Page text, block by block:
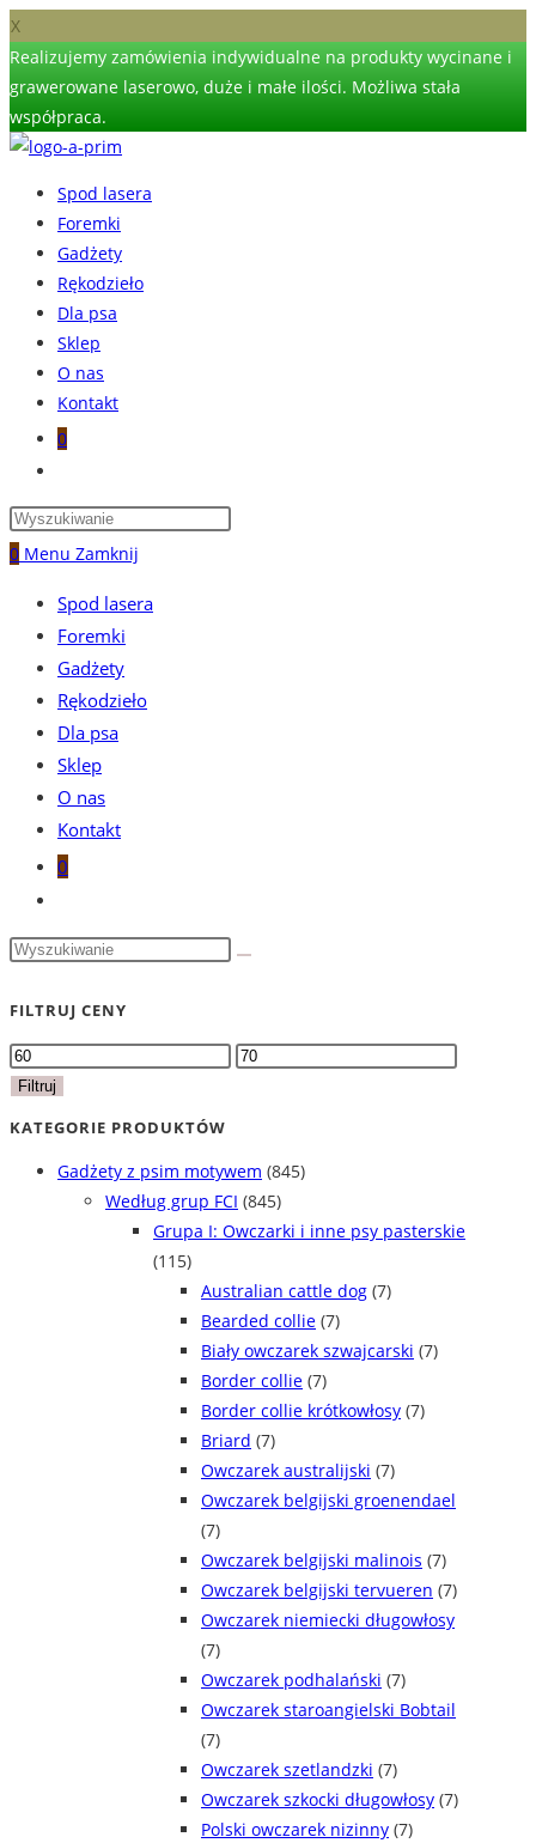
X
Realizujemy zamówienia indywidualne na produkty wycinane i
grawerowane laserowo, duże i małe ilości. Możliwa stała
współpraca.
Skip
content
Spod lasera
Foremki
Gadżety
Rękodzieło
Dla psa
Sklep
O nas
Kontakt
0
search
0 Menu Zamknij
Spod lasera
Foremki
Gadżety
Rękodzieło
Dla psa
Sklep
O nas
Kontakt
0
website
search
FILTRUJ CENY
Cena
min
Cena
Filtruj
KATEGORIE PRODUKTÓW
Gadżety z psim motywem (845)
Według grup FCI (845)
Grupa I: Owczarki i inne psy pasterskie
(115)
Australian cattle dog (7)
Bearded collie (7)
Biały owczarek szwajcarski (7)
Border collie (7)
Border collie krótkowłosy (7)
Briard (7)
Owczarek australijski (7)
Owczarek belgijski groenendael
(7)
Owczarek belgijski malinois (7)
Owczarek belgijski tervueren (7)
Owczarek niemiecki długowłosy
(7)
Owczarek podhalański (7)
Owczarek staroangielski Bobtail
(7)
Owczarek szetlandzki (7)
Owczarek szkocki długowłosy (7)
Polski owczarek nizinny (7)